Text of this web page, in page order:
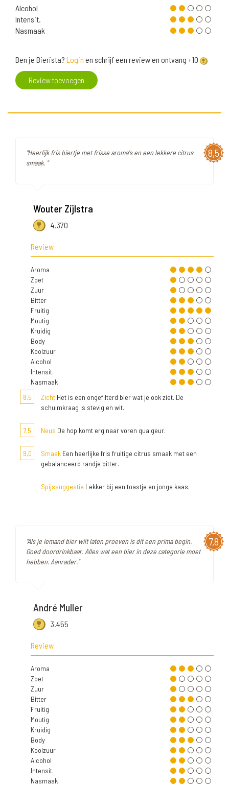
Alcohol
Intensit.
Nasmaak
Ben je Bierista? Login en schrijf een review en ontvang +10
Review toevoegen
8,5
"Heerlijk fris biertje met frisse aroma's en een lekkere citrus
smaak. "
Wouter Zijlstra
4.370
Review
Aroma
Zoet
Zuur
Bitter
Fruitig
Moutig
Kruidig
Body
Koolzuur
Alcohol
Intensit.
Nasmaak
8,5
Zicht Het is een ongefilterd bier wat je ook ziet. De
schuimkraag is stevig en wit.
7,5 Neus De hop komt erg naar voren qua geur.
9,0 Smaak Een heerlijke fris fruitige citrus smaak met een
gebalanceerd randje bitter.
Spijssuggestie Lekker bij een toastje en jonge kaas.
7,8
"Als je iemand bier wilt laten proeven is dit een prima begin.
Goed doordrinkbaar. Alles wat een bier in deze categorie moet
hebben. Aanrader."
André Muller
3.455
Review
Aroma
Zoet
Zuur
Bitter
Fruitig
Moutig
Kruidig
Body
Koolzuur
Alcohol
Intensit.
Nasmaak